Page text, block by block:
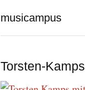
musicampus
Torsten-Kamps